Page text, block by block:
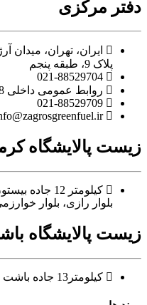
021-88529704
روابط عمومی داخلی 118
021-88529709
info@zagrosgreenfuel.ir​
کرمانشاه
کیلومتر 12 جاده
رازی، بلوار خوارزمی
باشت
کیلومتر13 جاده باشت گچساران، شهرک صنعتی خان احمد